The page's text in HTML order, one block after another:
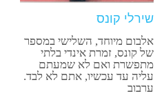
שירלי קונס
אלבום מיוחד, השלישי במספר
של קונס, זמרת אינדי בלתי
מתפשרת ואם לא שמעתם
עליה עד עכשיו, אתם לא לבד.
ערבוב